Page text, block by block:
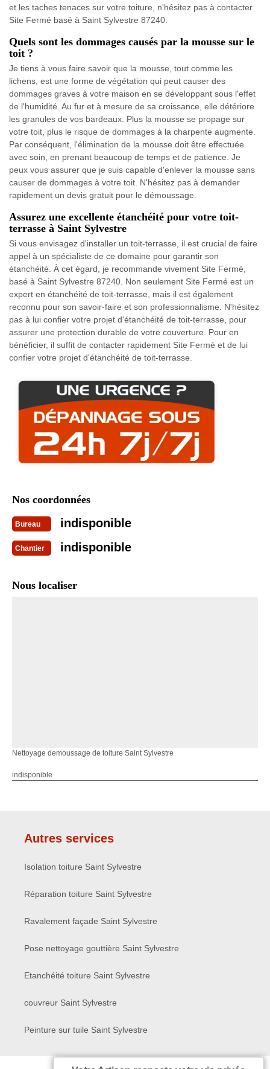
et les taches tenaces sur votre toiture, n'hésitez pas à contacter
Site Fermé basé à Saint Sylvestre 87240.
Quels sont les dommages causés par la mousse sur le
toit ?
Je tiens à vous faire savoir que la mousse, tout comme les
lichens, est une forme de végétation qui peut causer des
dommages graves à votre maison en se développant sous l'effet
de l'humidité. Au fur et à mesure de sa croissance, elle détériore
les granules de vos bardeaux. Plus la mousse se propage sur
votre toit, plus le risque de dommages à la charpente augmente.
Par conséquent, l'élimination de la mousse doit être effectuée
avec soin, en prenant beaucoup de temps et de patience. Je
peux vous assurer que je suis capable d'enlever la mousse sans
causer de dommages à votre toit. N'hésitez pas à demander
rapidement un devis gratuit pour le démoussage.
Assurez une excellente étanchéité pour votre toit-
terrasse à Saint Sylvestre
Si vous envisagez d'installer un toit-terrasse, il est crucial de faire
appel à un spécialiste de ce domaine pour garantir son
étanchéité. À cet égard, je recommande vivement Site Fermé,
basé à Saint Sylvestre 87240. Non seulement Site Fermé est un
expert en étanchéité de toit-terrasse, mais il est également
reconnu pour son savoir-faire et son professionnalisme. N'hésitez
pas à lui confier votre projet d'étanchéité de toit-terrasse, pour
assurer une protection durable de votre couverture. Pour en
bénéficier, il suffit de contacter rapidement Site Fermé et de lui
confier votre projet d'étanchéité de toit-terrasse.
Nos coordonnées
Bureau indisponible
Chantier indisponible
Nous localiser
Nettoyage demoussage de toiture Saint Sylvestre
indisponible
Autres services
Isolation toiture Saint Sylvestre
Réparation toiture Saint Sylvestre
Ravalement façade Saint Sylvestre
Pose nettoyage gouttière Saint Sylvestre
Etanchéité toiture Saint Sylvestre
couvreur Saint Sylvestre
Peinture sur tuile Saint Sylvestre